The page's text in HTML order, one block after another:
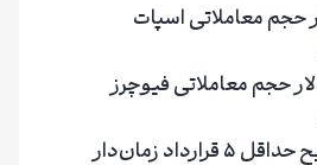
زمان‌دار